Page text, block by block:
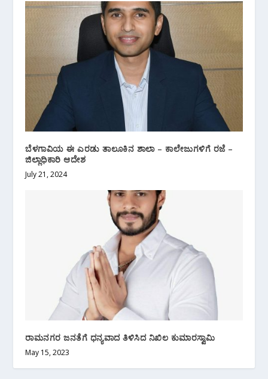
ಬೆಳಗಾವಿಯ ಈ ಎರಡು ತಾಲೂಕಿನ ಶಾಲಾ – ಕಾಲೇಜುಗಳಿಗೆ ರಜೆ –
ಜಿಲ್ಲಾಧಿಕಾರಿ ಆದೇಶ
July 21, 2024
ರಾಮನಗರ ಜನತೆಗೆ ಧನ್ಯವಾದ ತಿಳಿಸಿದ ನಿಖಿಲ ಕುಮಾರಸ್ವಾಮಿ
May 15, 2023